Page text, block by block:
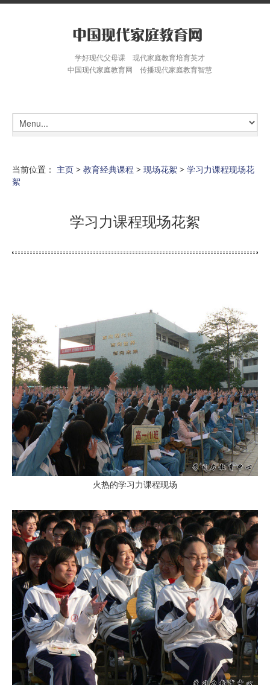
学好现代父母课 现代家庭教育培育英才
中国现代家庭教育网 传播现代家庭教育智慧
当前位置： 主页 > 教育经典课程 > 现场花絮 > 学习力课程现场花
絮
学习力课程现场花絮
火热的学习力课程现场